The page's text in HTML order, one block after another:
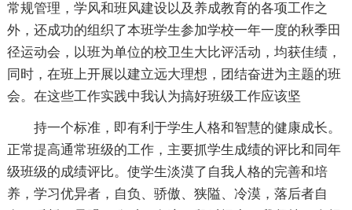
常规管理，学风和班风建设以及养成教育的各项工作之
外，还成功的组织了本班学生参加学校一年一度的秋季田
径运动会，以班为单位的校卫生大比评活动，均获佳绩，
同时，在班上开展以建立远大理想，团结奋进为主题的班
会。在这些工作实践中我认为搞好班级工作应该坚
持一个标准，即有利于学生人格和智慧的健康成长。
正常提高通常班级的工作，主要抓学生成绩的评比和同年
级班级的成绩评比。使学生淡漠了自我人格的完善和培
养，学习优异者，自负、骄傲、狭隘、冷漠，落后者自